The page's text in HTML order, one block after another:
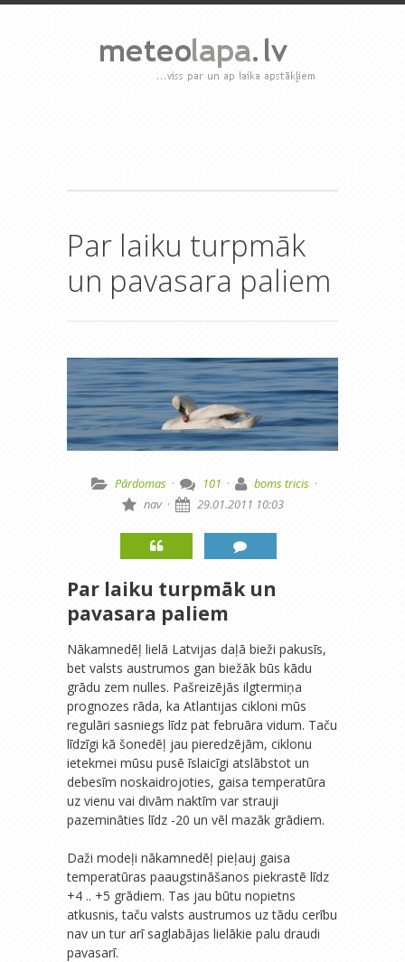
Par laiku turpmāk
un pavasara paliem
Pārdomas · 101 · boms tricis ·
nav · 29.01.2011 10:03
Par laiku turpmāk un
pavasara paliem
Nākamnedēļ lielā Latvijas daļā bieži pakusīs,
bet valsts austrumos gan biežāk būs kādu
grādu zem nulles. Pašreizējās ilgtermiņa
prognozes rāda, ka Atlantijas cikloni mūs
regulāri sasniegs līdz pat februāra vidum. Taču
līdzīgi kā šonedēļ jau pieredzējām, ciklonu
ietekmei mūsu pusē īslaicīgi atslābstot un
debesīm noskaidrojoties, gaisa temperatūra
uz vienu vai divām naktīm var strauji
pazemināties līdz -20 un vēl mazāk grādiem.
Daži modeļi nākamnedēļ pieļauj gaisa
temperatūras paaugstināšanos piekrastē līdz
+4 .. +5 grādiem. Tas jau būtu nopietns
atkusnis, taču valsts austrumos uz tādu cerību
nav un tur arī saglabājas lielākie palu draudi
pavasarī.